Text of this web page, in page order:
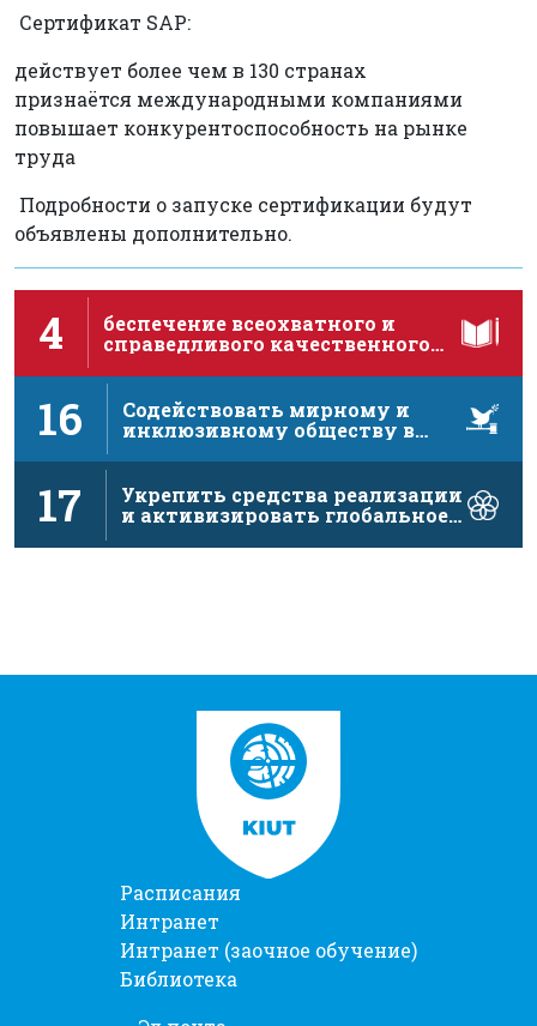
Сертификат SAP:
действует более чем в 130 странах
признаётся международными компаниями
повышает конкурентоспособность на рынке
труда
Подробности о запуске сертификации будут
объявлены дополнительно.
4
беспечение всеохватного и
справедливого качественного
16
Содействовать мирному и
инклюзивному обществу в
17
Укрепить средства реализации
и активизировать глобальное
Расписания
Интранет
Интранет (заочное обучение)
Библиотека